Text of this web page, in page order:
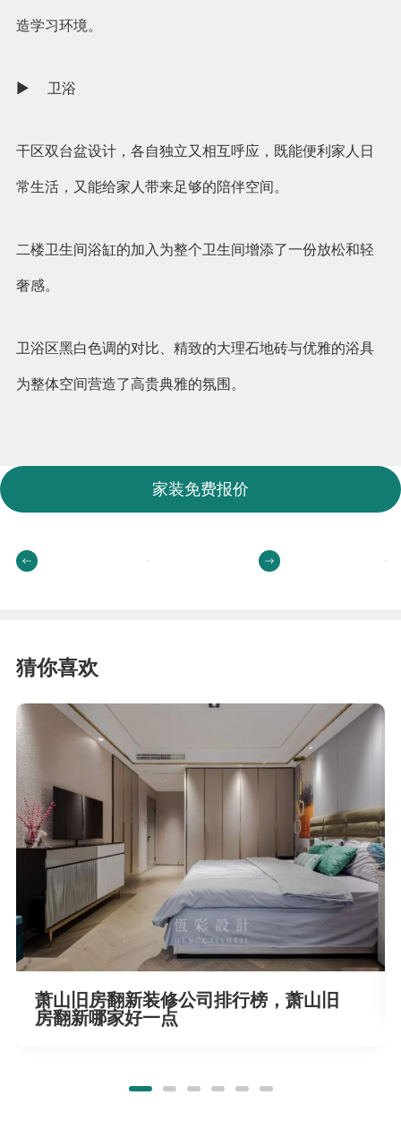
造学习环境。
► 卫浴
干区双台盆设计，各自独立又相互呼应，既能便利家人日
常生活，又能给家人带来足够的陪伴空间。
二楼卫生间浴缸的加入为整个卫生间增添了一份放松和轻
奢感。
卫浴区黑白色调的对比、精致的大理石地砖与优雅的浴具
为整体空间营造了高贵典雅的氛围。
家装免费报价
猜你喜欢
萧山旧房翻新装修公司排行榜，萧山旧
房翻新哪家好一点